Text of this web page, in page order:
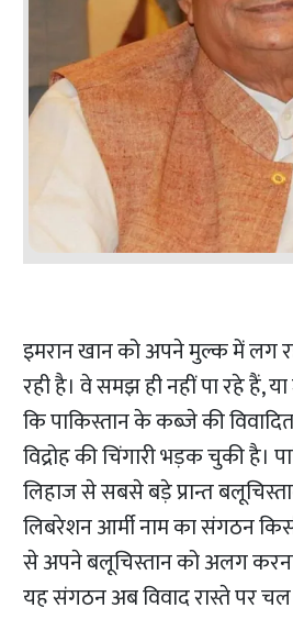
इमरान खान को अपने मुल्क में लग
रही है। वे समझ ही नहीं पा रहे हैं,
कि पाकिस्तान के कब्जे की
विद्रोह की चिंगारी भड़क चुकी है।
लिहाज से सबसे बड़े प्रान्त
लिबरेशन आर्मी नाम का संगठन
से अपने बलूचिस्तान को अलग
यह संगठन अब विवाद रास्ते पर चल